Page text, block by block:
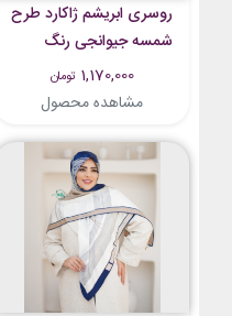
روسری ابریشم ژاکارد طرح
شمسه جیوانجی رنگ
سرمه ای1,170,000 تومان
مشاهده محصول